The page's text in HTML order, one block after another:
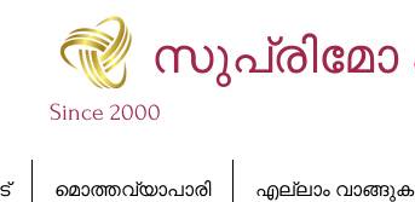
Since 2000
മൊത്തവ്യാപാരി എല്ലാം വാങ്ങുക